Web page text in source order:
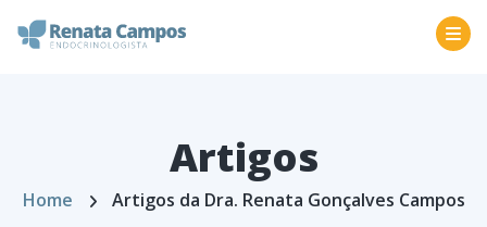
Artigos
Home Artigos da Dra. Renata Gonçalves Campos